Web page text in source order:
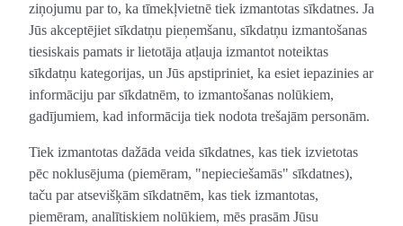
ziņojumu par to, ka tīmekļvietnē tiek izmantotas sīkdatnes. Ja
Jūs akceptējiet sīkdatņu pieņemšanu, sīkdatņu izmantošanas
tiesiskais pamats ir lietotāja atļauja izmantot noteiktas
sīkdatņu kategorijas, un Jūs apstipriniet, ka esiet iepazinies ar
informāciju par sīkdatnēm, to izmantošanas nolūkiem,
gadījumiem, kad informācija tiek nodota trešajām personām.
Tiek izmantotas dažāda veida sīkdatnes, kas tiek izvietotas
pēc noklusējuma (piemēram, "nepieciešamās" sīkdatnes),
taču par atsevišķām sīkdatnēm, kas tiek izmantotas,
piemēram, analītiskiem nolūkiem, mēs prasām Jūsu